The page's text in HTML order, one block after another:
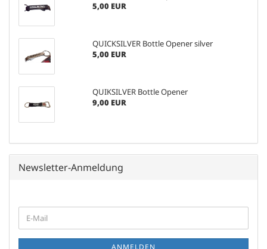
5,00 EUR
QUICKSILVER Bottle Opener silver
5,00 EUR
QUIKSILVER Bottle Opener
9,00 EUR
Newsletter-Anmeldung
ZUR
NEWSLETTER-
E-
Mail
ANMELDEN